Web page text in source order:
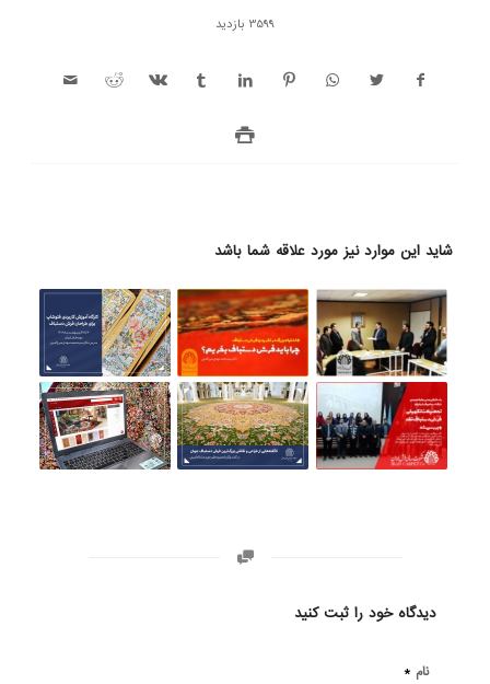
3599 بازدید
شاید این موارد نیز مورد علاقه شما باشد
دیدگاه خود را ثبت کنید
نام *